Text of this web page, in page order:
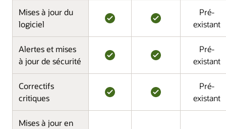
Mises à jour du
logiciel
Pré-
existant
Alertes et mises
à jour de sécurité
Pré-
existant
Correctifs
critiques
Pré-
existant
Mises à jour en